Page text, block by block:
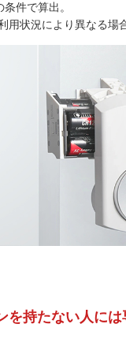
件で算出。
用状況により異なる場
を持たない人に